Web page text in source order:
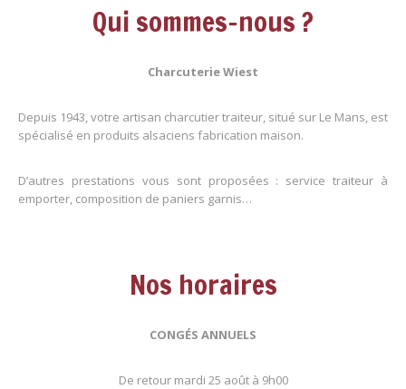
Qui sommes-nous ?
Charcuterie Wiest
Depuis 1943, votre artisan charcutier traiteur, situé sur Le Mans, est
spécialisé en produits alsaciens fabrication maison.
D’autres prestations vous sont proposées : service traiteur à
emporter, composition de paniers garnis…
Nos horaires
CONGÉS ANNUELS
De retour mardi 25 août à 9h00